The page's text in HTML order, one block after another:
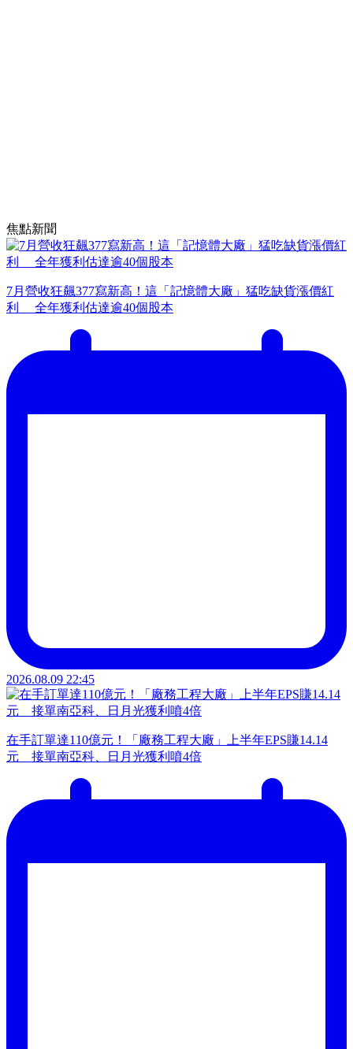
焦點新聞
7月營收狂飆377寫新高！這「記憶體大廠」猛吃缺貨漲價紅
利 全年獲利估達逾40個股本
2026.08.09 22:45
在手訂單達110億元！「廠務工程大廠」上半年EPS賺14.14
元 接單南亞科、日月光獲利噴4倍